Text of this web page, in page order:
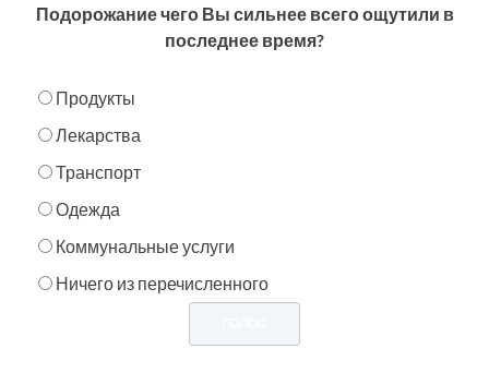
Подорожание чего Вы сильнее всего ощутили в
последнее время?
Продукты
Лекарства
Транспорт
Одежда
Коммунальные услуги
Ничего из перечисленного